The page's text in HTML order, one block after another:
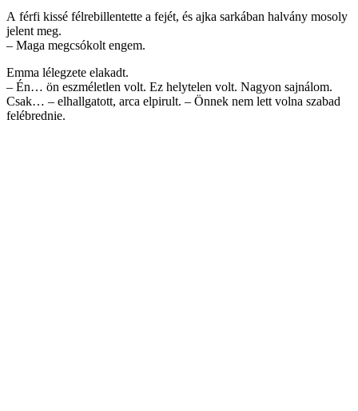
A férfi kissé félrebillentette a fejét, és ajka sarkában halvány mosoly
jelent meg.
– Maga megcsókolt engem.
Emma lélegzete elakadt.
– Én… ön eszméletlen volt. Ez helytelen volt. Nagyon sajnálom.
Csak… – elhallgatott, arca elpirult. – Önnek nem lett volna szabad
felébrednie.